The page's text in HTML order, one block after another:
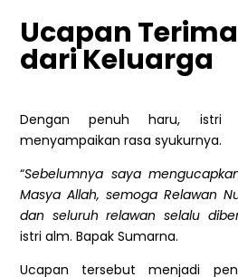
Ucapan
dari Keluarga
Dengan penuh haru, istri
menyampaikan rasa syukurnya.
“Sebelumnya saya
Masya Allah, semoga Relawan
dan seluruh relawan selalu
istri alm. Bapak Sumarna.
Ucapan tersebut menjadi